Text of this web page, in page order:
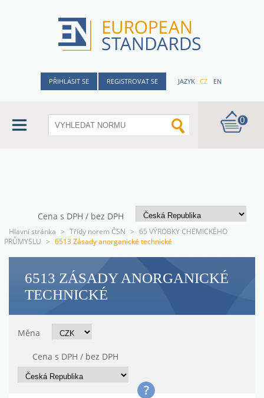
PŘIHLÁSIT SE REGISTROVAT SE JAZYK CZ EN
0
Cena s DPH / bez DPH
Hlavní stránka > Třídy norem ČSN > 65 VÝROBKY CHEMICKÉHO
PRŮMYSLU > 6513 Zásady anorganické technické
6513 ZÁSADY ANORGANICKÉ
TECHNICKÉ
Měna
Cena s DPH / bez DPH